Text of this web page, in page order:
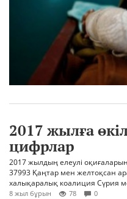
2017 жылға
цифрлар
2017 жылдың елеулі
37993 Қаңтар мен желтоқсан
халықаралық коалиция Сүрия
8 жыл бұрын 78 0